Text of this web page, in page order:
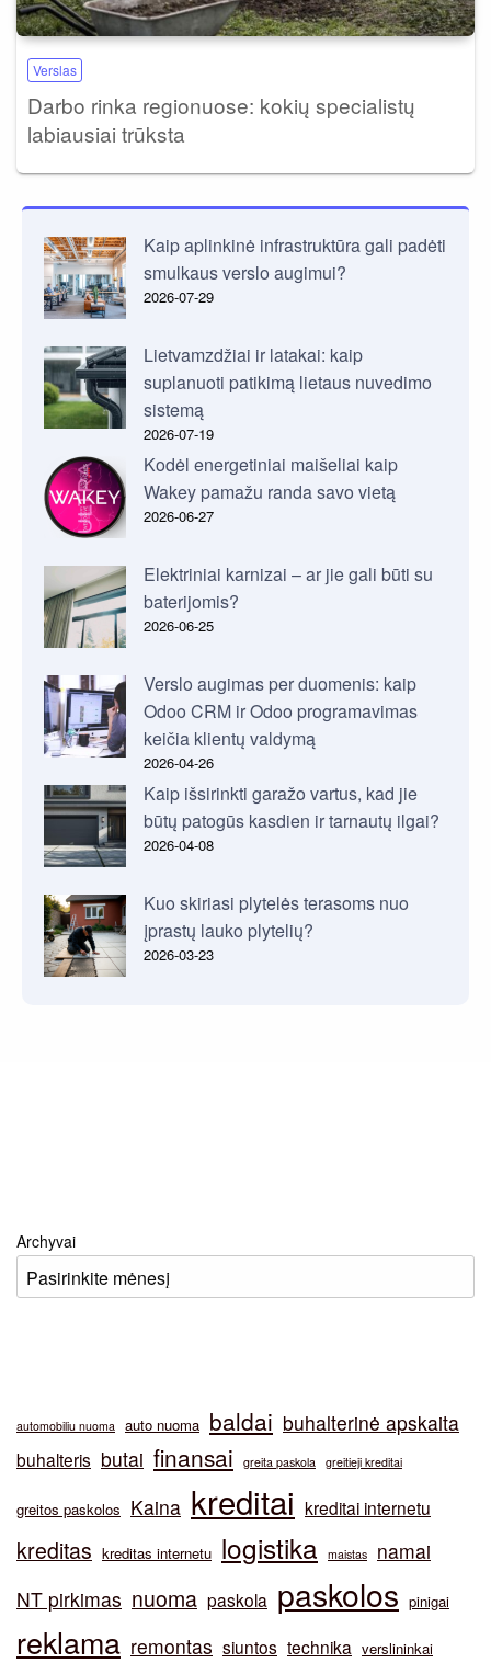
Verslas
Darbo rinka regionuose: kokių specialistų
labiausiai trūksta
Kaip aplinkinė infrastruktūra gali padėti
smulkaus verslo augimui?
2026-07-29
Lietvamzdžiai ir latakai: kaip
suplanuoti patikimą lietaus nuvedimo
sistemą
2026-07-19
Kodėl energetiniai maišeliai kaip
Wakey pamažu randa savo vietą
2026-06-27
Elektriniai karnizai – ar jie gali būti su
baterijomis?
2026-06-25
Verslo augimas per duomenis: kaip
Odoo CRM ir Odoo programavimas
keičia klientų valdymą
2026-04-26
Kaip išsirinkti garažo vartus, kad jie
būtų patogūs kasdien ir tarnautų ilgai?
2026-04-08
Kuo skiriasi plytelės terasoms nuo
įprastų lauko plytelių?
2026-03-23
Archyvai
automobiliu nuoma auto nuoma baldai buhalterinė apskaita
buhalteris butai finansai greita paskola greitieji kreditai
greitos paskolos Kaina kreditai kreditai internetu
kreditas kreditas internetu logistika maistas
namai
NT pirkimas nuoma paskola paskolos pinigai
reklama remontas siuntos technika verslininkai